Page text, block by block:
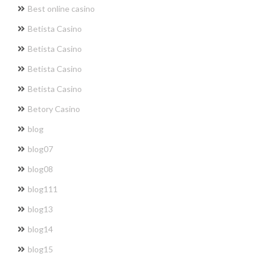
Best online casino
Betista Casino
Betista Casino
Betista Casino
Betista Casino
Betory Casino
blog
blog07
blog08
blog111
blog13
blog14
blog15